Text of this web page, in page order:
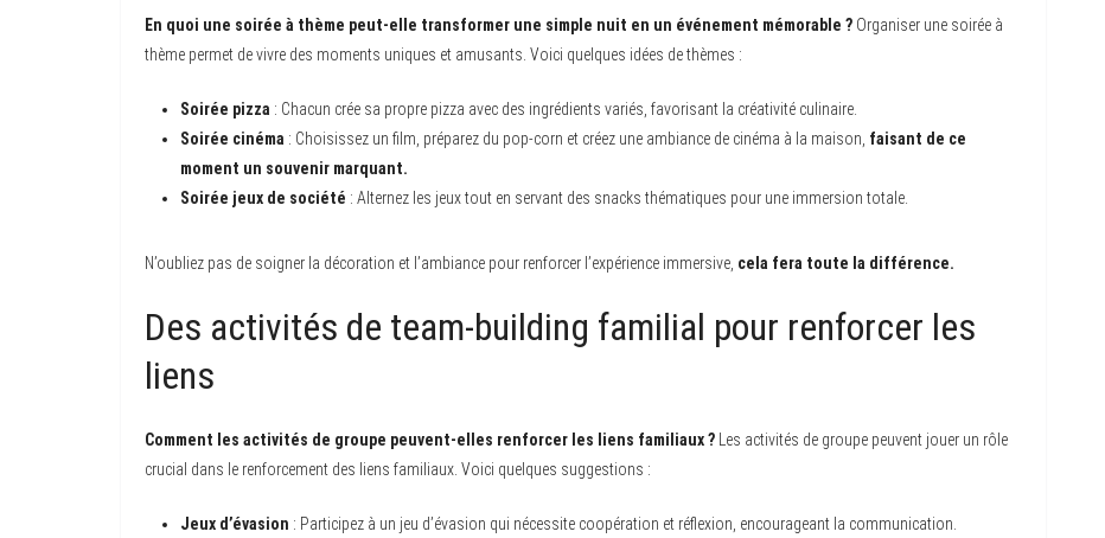
En quoi une soirée à thème peut-elle transformer une simple nuit en un événement mémorable ? Organiser une soirée à
thème permet de vivre des moments uniques et amusants. Voici quelques idées de thèmes :
Soirée pizza : Chacun crée sa propre pizza avec des ingrédients variés, favorisant la créativité culinaire.
Soirée cinéma : Choisissez un film, préparez du pop-corn et créez une ambiance de cinéma à la maison, faisant de ce
moment un souvenir marquant.
Soirée jeux de société : Alternez les jeux tout en servant des snacks thématiques pour une immersion totale.
N’oubliez pas de soigner la décoration et l’ambiance pour renforcer l’expérience immersive, cela fera toute la différence.
Des activités de team-building familial pour renforcer les
liens
Comment les activités de groupe peuvent-elles renforcer les liens familiaux ? Les activités de groupe peuvent jouer un rôle
crucial dans le renforcement des liens familiaux. Voici quelques suggestions :
Jeux d’évasion : Participez à un jeu d’évasion qui nécessite coopération et réflexion, encourageant la communication.